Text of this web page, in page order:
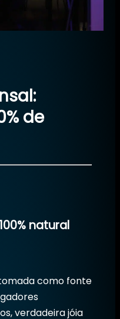
de
natural
como fonte
verdadeira jóia